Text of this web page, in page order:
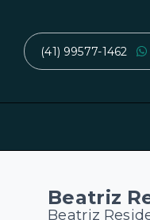
(41) 99577-1462
Beatriz
Beatriz